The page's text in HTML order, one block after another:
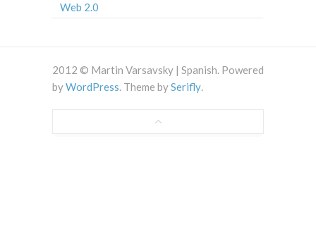
Web 2.0
2012 © Martin Varsavsky | Spanish. Powered
byWordPress. Theme bySerifly.